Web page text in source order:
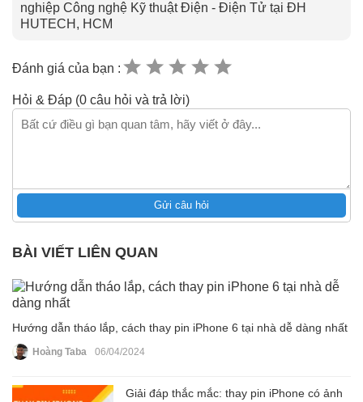
nghiệp Công nghệ Kỹ thuật Điện - Điện Tử tại ĐH
HUTECH, HCM
Đánh giá của bạn :
Hỏi & Đáp (0 câu hỏi và trả lời)
Gửi câu hỏi
BÀI VIẾT LIÊN QUAN
Hướng dẫn tháo lắp, cách thay pin iPhone 6 tại nhà dễ dàng nhất
Hoàng Taba 06/04/2024
Giải đáp thắc mắc: thay pin iPhone có ảnh